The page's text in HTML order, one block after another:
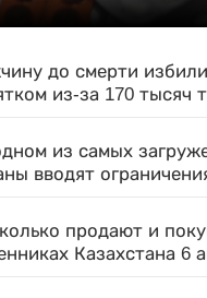
до смерти
из-за 170 тысяч
из самых
вводят
продают и
Казахстана 6